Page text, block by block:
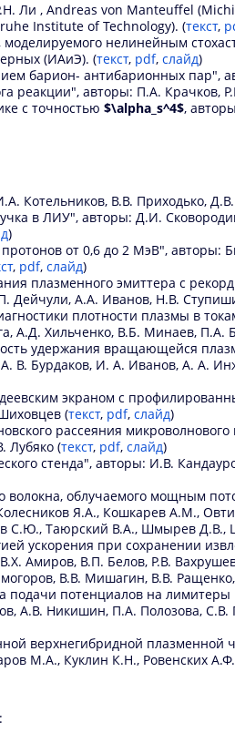
Ли , Andreas von Manteuffel
Institute of Technology). (текст,
нелинейным
(ИАиЭ). (текст, pdf, слайд)
барион- антибарионных пар",
реакции", авторы: П.А. Крачков,
с точностью $\alpha_s^4$,
Котельников, В.В. Приходько,
в ЛИУ", авторы: Д.И.
)
от 0,6 до 2 МэВ",
, pdf, слайд)
плазменного эмиттера с
Дейчули, А.А. Иванов, Н.В.
плотности плазмы в
А.Д. Хильченко, В.Б. Минаев, П.А.
удержания вращающейся
В. Бурдаков, И. А. Иванов, А. А.
экраном с
(текст, pdf, слайд)
рассеяния
Лубяко (текст, pdf, слайд)
стенда", авторы: И.В.
волокна, облучаемого мощным
Я.А., Кошкарев А.М.,
С.Ю., Таюрский В.А., Шмырев
ускорения при сохранении
Амиров, В.П. Белов, Р.В.
В.В. Мишагин, В.В.
подачи потенциалов на
А.В. Никишин, П.А. Полозова, С.В.
верхнегибридной
М.А., Куклин К.Н., Ровенских